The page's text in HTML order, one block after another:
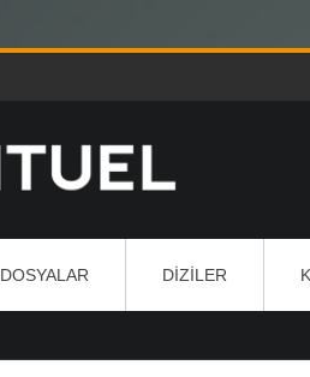
DOSYALAR DIZILER